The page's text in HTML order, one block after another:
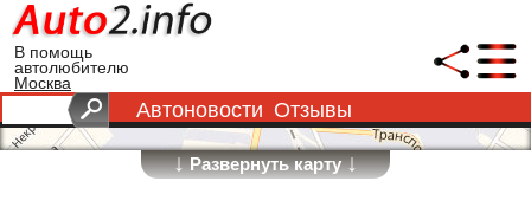
В помощь
автолюбителю
Москва
Автоновости Отзывы
↓Развернуть карту↓